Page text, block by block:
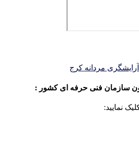
سازمان فنی حرفه ای کشور :
نمایید: